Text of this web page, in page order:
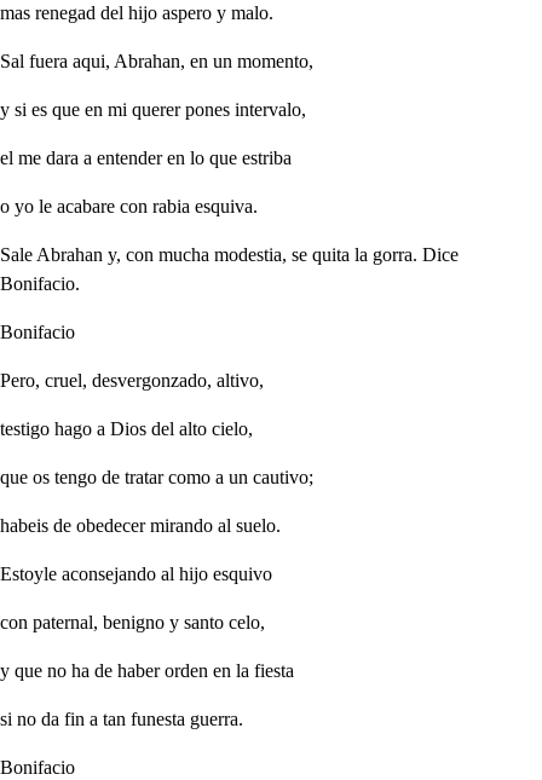
mas renegad del hijo aspero y malo.
Sal fuera aqui, Abrahan, en un momento,
y si es que en mi querer pones intervalo,
el me dara a entender en lo que estriba
o yo le acabare con rabia esquiva.
Sale Abrahan y, con mucha modestia, se quita la gorra. Dice
Bonifacio.
Bonifacio
Pero, cruel, desvergonzado, altivo,
testigo hago a Dios del alto cielo,
que os tengo de tratar como a un cautivo;
habeis de obedecer mirando al suelo.
Estoyle aconsejando al hijo esquivo
con paternal, benigno y santo celo,
y que no ha de haber orden en la fiesta
si no da fin a tan funesta guerra.
Bonifacio